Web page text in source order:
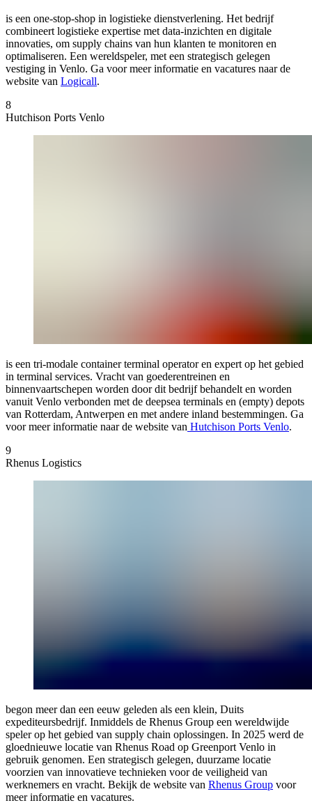
is een one-stop-shop in logistieke dienstverlening. Het bedrijf
combineert logistieke expertise met data-inzichten en digitale
innovaties, om supply chains van hun klanten te monitoren en
optimaliseren. Een wereldspeler, met een strategisch gelegen
vestiging in Venlo. Ga voor meer informatie en vacatures naar de
website van Logicall.
8
Hutchison Ports Venlo
is een tri-modale container terminal operator en expert op het gebied
in terminal services. Vracht van goederentreinen en
binnenvaartschepen worden door dit bedrijf behandelt en worden
vanuit Venlo verbonden met de deepsea terminals en (empty) depots
van Rotterdam, Antwerpen en met andere inland bestemmingen. Ga
voor meer informatie naar de website van Hutchison Ports Venlo.
9
Rhenus Logistics
begon meer dan een eeuw geleden als een klein, Duits
expediteursbedrijf. Inmiddels de Rhenus Group een wereldwijde
speler op het gebied van supply chain oplossingen. In 2025 werd de
gloednieuwe locatie van Rhenus Road op Greenport Venlo in
gebruik genomen. Een strategisch gelegen, duurzame locatie
voorzien van innovatieve technieken voor de veiligheid van
werknemers en vracht. Bekijk de website van Rhenus Group voor
meer informatie en vacatures.